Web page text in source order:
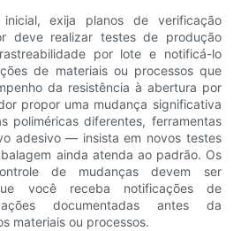
exija planos de verificação
deve realizar testes de produção
por lote e notificá-lo
de materiais ou processos que
da resistência à abertura por
propor uma mudança significativa
poliméricas diferentes, ferramentas
adesivo — insista em novos testes
ainda atenda ao padrão. Os
de mudanças devem ser
você receba notificações de
documentadas antes da
materiais ou processos.